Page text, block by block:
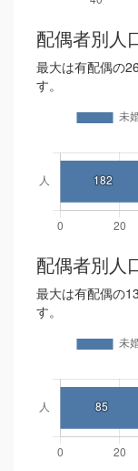
配偶者別人
最大は有配偶の
す。
配偶者別人
最大は有配偶の
す。